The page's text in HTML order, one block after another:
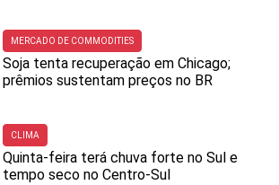
MERCADO DE COMMODITIES
Soja tenta recuperação em Chicago;
prêmios sustentam preços no BR
CLIMA
Quinta-feira terá chuva forte no Sul e
tempo seco no Centro-Sul